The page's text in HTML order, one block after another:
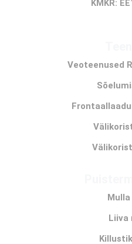
KMKR:
Veoteenused
Liiva